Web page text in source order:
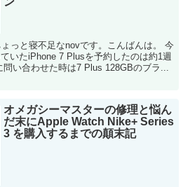
っと寝不足なnovです。こんばんは。 今
いたiPhone 7 Plusを予約したのは約1週
い合わせた時は7 Plus 128GBのブラ...
オメガシーマスターの修理と悩ん
だ末にApple Watch Nike+ Series
3 を購入するまでの顛末記